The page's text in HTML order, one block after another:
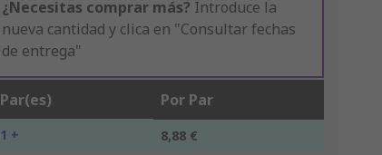
¿Necesitas comprar más? Introduce la
nueva cantidad y clica en "Consultar fechas
de entrega"
Par(es) Por Par
1 + 8,88 €